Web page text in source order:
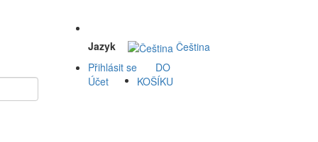
Jazyk
Čeština
Přihlásit se
Účet
DO
KOŠÍKU